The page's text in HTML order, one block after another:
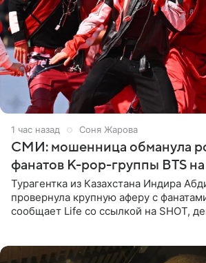
1 час назад Соня Жарова
СМИ: мошенница обманула
фанатов K-pop-группы BTS
Турагентка из Казахстана Индира
провернула крупную аферу с
сообщает Life со ссылкой на SHOT,